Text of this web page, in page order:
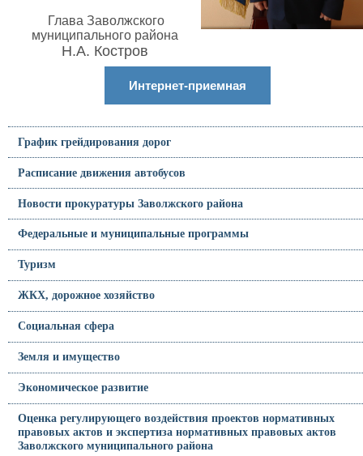
Глава Заволжского
муниципального района
Н.А. Костров
Интернет-приемная
График грейдирования дорог
Расписание движения автобусов
Новости прокуратуры Заволжского района
Федеральные и муниципальные программы
Туризм
ЖКХ, дорожное хозяйство
Социальная сфера
Земля и имущество
Экономическое развитие
Оценка регулирующего воздействия проектов нормативных
правовых актов и экспертиза нормативных правовых актов
Заволжского муниципального района